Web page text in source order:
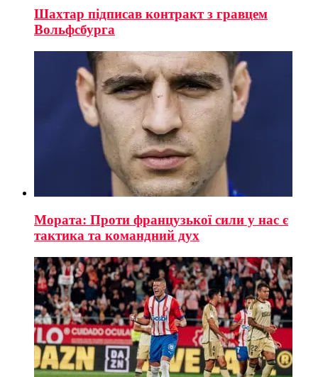
Шахтар підписав контракт з гравцем
Вольфсбурга
Мората: Проти французької сили у нас є
тактика та командний дух